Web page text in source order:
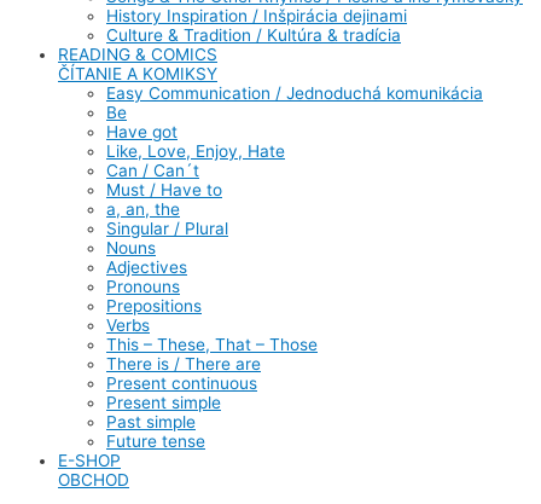
History Inspiration / Inšpirácia dejinami
Culture & Tradition / Kultúra & tradícia
READING & COMICS
ČÍTANIE A KOMIKSY
Easy Communication / Jednoduchá komunikácia
Be
Have got
Like, Love, Enjoy, Hate
Can / Can´t
Must / Have to
a, an, the
Singular / Plural
Nouns
Adjectives
Pronouns
Prepositions
Verbs
This – These, That – Those
There is / There are
Present continuous
Present simple
Past simple
Future tense
E-SHOP
OBCHOD